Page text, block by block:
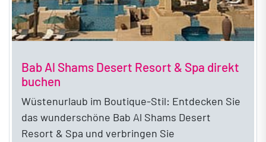
Bab Al Shams Desert Resort & Spa direkt
buchen
Wüstenurlaub im Boutique-Stil: Entdecken Sie
das wunderschöne Bab Al Shams Desert
Resort & Spa und verbringen Sie